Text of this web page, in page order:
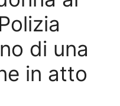
di una
in atto